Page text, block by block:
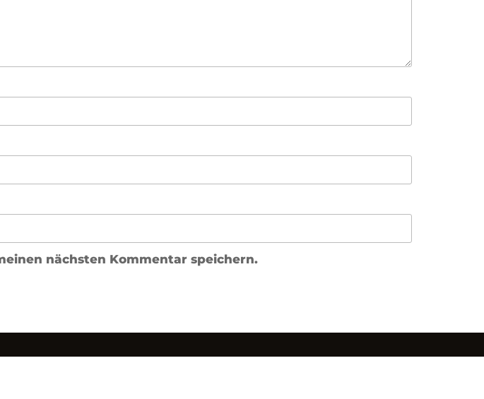
nächsten Kommentar speichern.